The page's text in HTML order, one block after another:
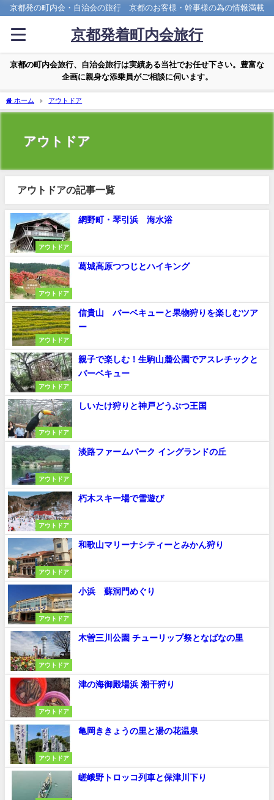
京都発の町内会・自治会の旅行 京都のお客様・幹事様の為の情報満載
京都発着町内会旅行
京都の町内会旅行、自治会旅行は実績ある当社でお任せ下さい。豊富な
企画に親身な添乗員がご相談に伺います。
ホーム アウトドア
アウトドア
アウトドアの記事一覧
アウトドア
網野町・琴引浜 海水浴
アウトドア
葛城高原つつじとハイキング
アウトドア
信貴山 バーベキューと果物狩りを楽しむツア
ー
アウトドア
親子で楽しむ！生駒山麓公園でアスレチックと
バーベキュー
アウトドア
しいたけ狩りと神戸どうぶつ王国
アウトドア
淡路ファームパーク イングランドの丘
アウトドア
朽木スキー場で雪遊び
アウトドア
和歌山マリーナシティーとみかん狩り
アウトドア
小浜 蘇洞門めぐり
アウトドア
木曽三川公園 チューリップ祭となばなの里
アウトドア
津の海御殿場浜 潮干狩り
アウトドア
亀岡ききょうの里と湯の花温泉
嵯峨野トロッコ列車と保津川下り